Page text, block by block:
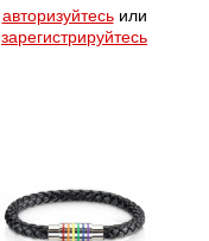
авторизуйтесьили
зарегистрируйтесь